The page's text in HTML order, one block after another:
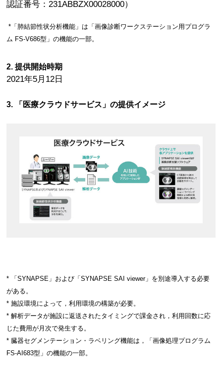
認証番号：231ABBZX00028000）
*「肺結節性状分析機能」は「画像診断ワークステーション用プログラ
ム FS-V686型」の機能の一部。
2. 提供開始時期
2021年5月12日
3. 「医療クラウドサービス」の提供イメージ
* 「SYNAPSE」および「SYNAPSE SAI viewer」を別途導入する必要
がある。
* 施設環境によって，利用環境の構築が必要。
* 解析データが施設に返送されたタイミングで課金され，利用回数に応
じた費用が月次で発生する。
* 臓器セグメンテーション・ラベリング機能は，「画像処理プログラム
FS-AI683型」の機能の一部。